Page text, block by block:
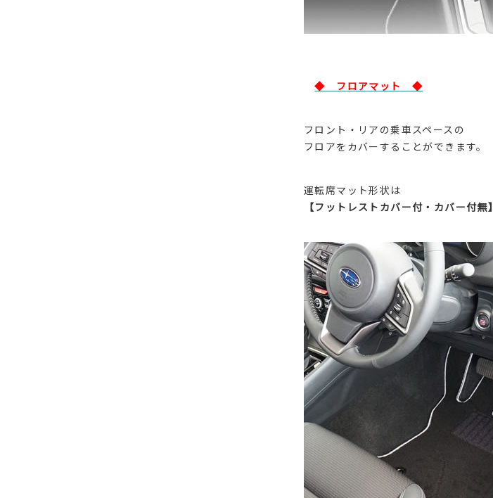
◆ フロアマット ◆
フロント・リアの乗車スペースの
フロアをカバーすることができます。
運転席マット形状は
【フットレストカバー付・カバー付無】